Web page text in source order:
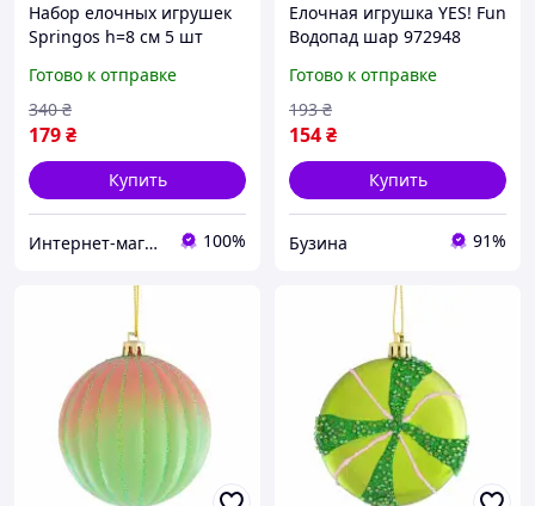
Набор елочных игрушек
Springos h=8 см 5 шт
Готово к отправке
179₴
340 ₴
Купить
Интернет-магазин "Дешевле Нет" 100%
Елочная игрушка YES! Fun
Водопад шар 972948
Готово к отправке
154₴
193 ₴
Купить
Бузина 91%